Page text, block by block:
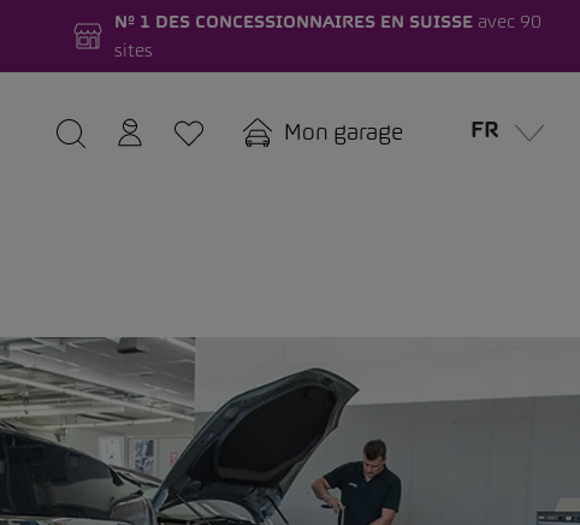
Nº 1 DES CONCESSIONNAIRES EN SUISSEavec 90
sites
Mon garage FR